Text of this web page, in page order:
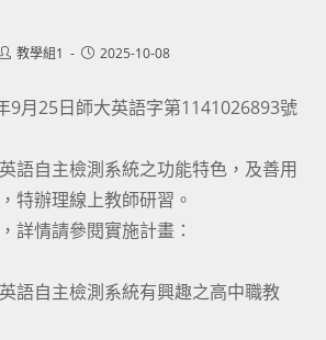
教學組1
Post2025-10-08
9月25日師大英語字第1141026893號
語自主檢測系統之功能特色，及善用
特辦理線上教師研習。
詳情請參閱實施計畫：
語自主檢測系統有興趣之高中職教